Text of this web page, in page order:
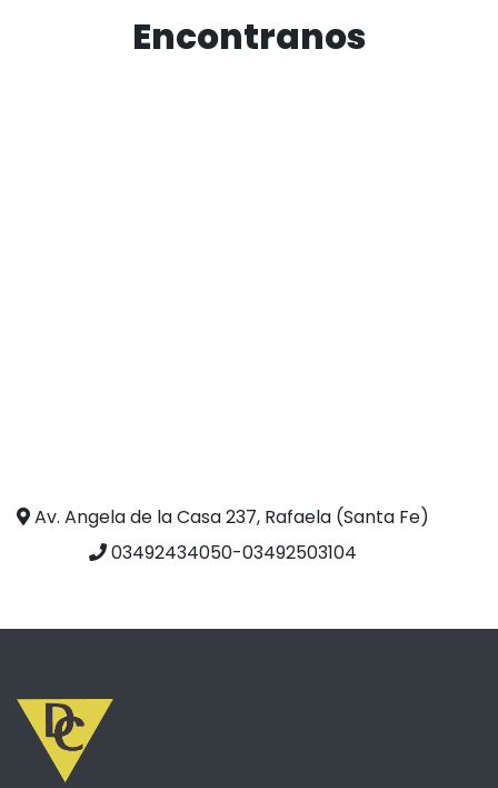
Encontranos
Av. Angela de la Casa 237, Rafaela (Santa Fe)
03492434050-03492503104